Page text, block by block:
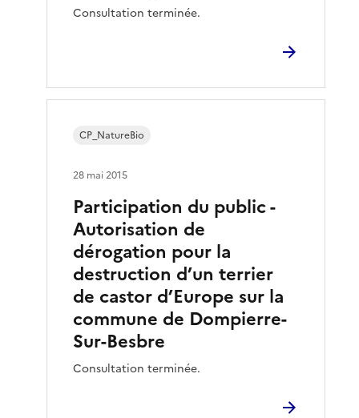
Consultation terminée.
Participation du public -
Autorisation de
dérogation pour la
destruction d’un terrier
de castor d’Europe sur la
commune de Dompierre-
Sur-Besbre
Consultation terminée.
CP_NatureBio
28 mai 2015